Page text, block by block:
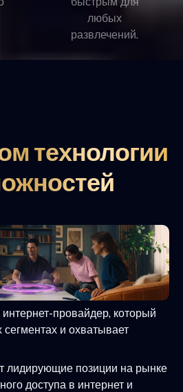
любых
развлечений.
технологии
провайдер, который
сегментах и охватывает
лидирующие позиции на рынке
доступа в интернет и